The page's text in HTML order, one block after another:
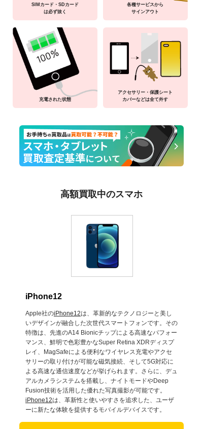
SIMカード・SDカード
は必ず抜く
各種サービスから
サインアウト
充電された状態
アクセサリー・保護シート
カバーなどは全て外す
高額買取中のスマホ
iPhone12
Apple社のiPhone12は、革新的なテクノロジーと美し
いデザインが融合した次世代スマートフォンです。その
特徴は、先進のA14 Bionicチップによる高速なパフォー
マンス、鮮明で色彩豊かなSuper Retina XDRディスプ
レイ、MagSafeによる便利なワイヤレス充電やアクセ
サリーの取り付けが可能な磁気接続、そして5G対応に
よる高速な通信速度などが挙げられます。さらに、デュ
アルカメラシステムを搭載し、ナイトモードやDeep
Fusion技術を活用した優れた写真撮影が可能です。
iPhone12は、革新性と使いやすさを追求した、ユーザ
ーに新たな体験を提供するモバイルデバイスです。